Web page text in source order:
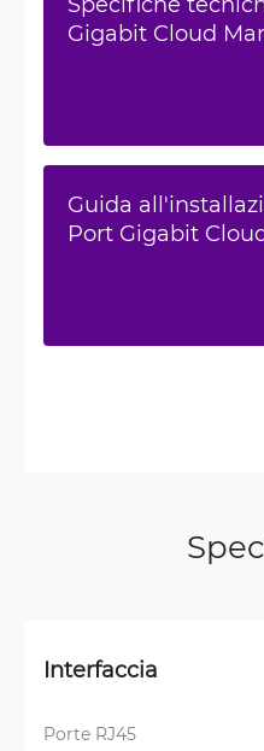
Gigabit Cloud
Guida
Port Gigabit
Interfaccia
Porte RJ45